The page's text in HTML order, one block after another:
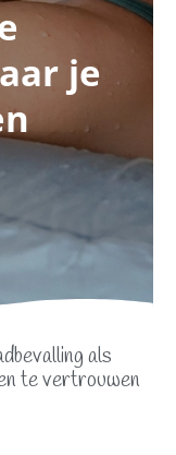
je
als
te vertrouwen